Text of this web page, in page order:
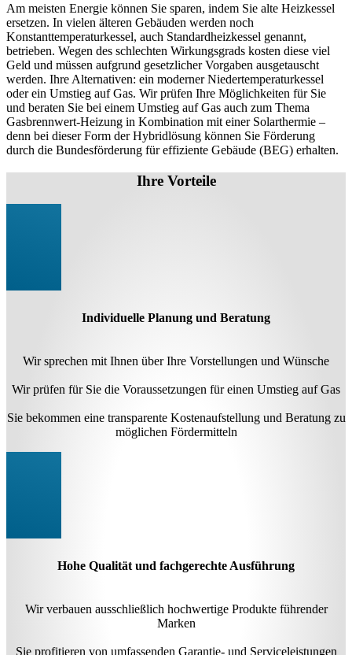
Am meisten Energie können Sie sparen, indem Sie alte Heizkessel
ersetzen. In vielen älteren Gebäuden werden noch
Konstanttemperaturkessel, auch Standardheizkessel genannt,
betrieben. Wegen des schlechten Wirkungsgrads kosten diese viel
Geld und müssen aufgrund gesetzlicher Vorgaben ausgetauscht
werden. Ihre Alternativen: ein moderner Niedertemperaturkessel
oder ein Umstieg auf Gas. Wir prüfen Ihre Möglichkeiten für Sie
und beraten Sie bei einem Umstieg auf Gas auch zum Thema
Gasbrennwert-Heizung in Kombination mit einer Solarthermie –
denn bei dieser Form der Hybridlösung können Sie Förderung
durch die Bundesförderung für effiziente Gebäude (BEG) erhalten.
Ihre Vorteile
Individuelle Planung und Beratung
Wir sprechen mit Ihnen über Ihre Vorstellungen und Wünsche
Wir prüfen für Sie die Voraussetzungen für einen Umstieg auf Gas
Sie bekommen eine transparente Kostenaufstellung und Beratung zu
möglichen Fördermitteln
Hohe Qualität und fachgerechte Ausführung
Wir verbauen ausschließlich hochwertige Produkte führender
Marken
Sie profitieren von umfassenden Garantie- und Serviceleistungen